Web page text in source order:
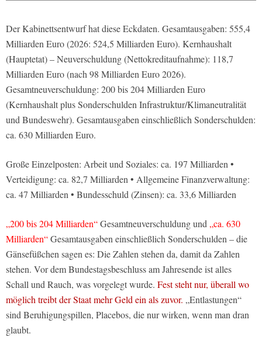
Der Kabinettsentwurf hat diese Eckdaten. Gesamtausgaben: 555,4
Milliarden Euro (2026: 524,5 Milliarden Euro). Kernhaushalt
(Hauptetat) – Neuverschuldung (Nettokreditaufnahme): 118,7
Milliarden Euro (nach 98 Milliarden Euro 2026).
Gesamtneuverschuldung: 200 bis 204 Milliarden Euro
(Kernhaushalt plus Sonderschulden Infrastruktur/Klimaneutralität
und Bundeswehr). Gesamtausgaben einschließlich Sonderschulden:
ca. 630 Milliarden Euro.
Große Einzelposten: Arbeit und Soziales: ca. 197 Milliarden •
Verteidigung: ca. 82,7 Milliarden • Allgemeine Finanzverwaltung:
ca. 47 Milliarden • Bundesschuld (Zinsen): ca. 33,6 Milliarden
„200 bis 204 Milliarden“Gesamtneuverschuldung und „ca. 630
Milliarden“Gesamtausgaben einschließlich Sonderschulden – die
Gänsefüßchen sagen es: Die Zahlen stehen da, damit da Zahlen
stehen. Vor dem Bundestagsbeschluss am Jahresende ist alles
Schall und Rauch, was vorgelegt wurde. Fest steht nur, überall wo
möglich treibt der Staat mehr Geld ein als zuvor. „Entlastungen“
sind Beruhigungspillen, Placebos, die nur wirken, wenn man dran
glaubt.